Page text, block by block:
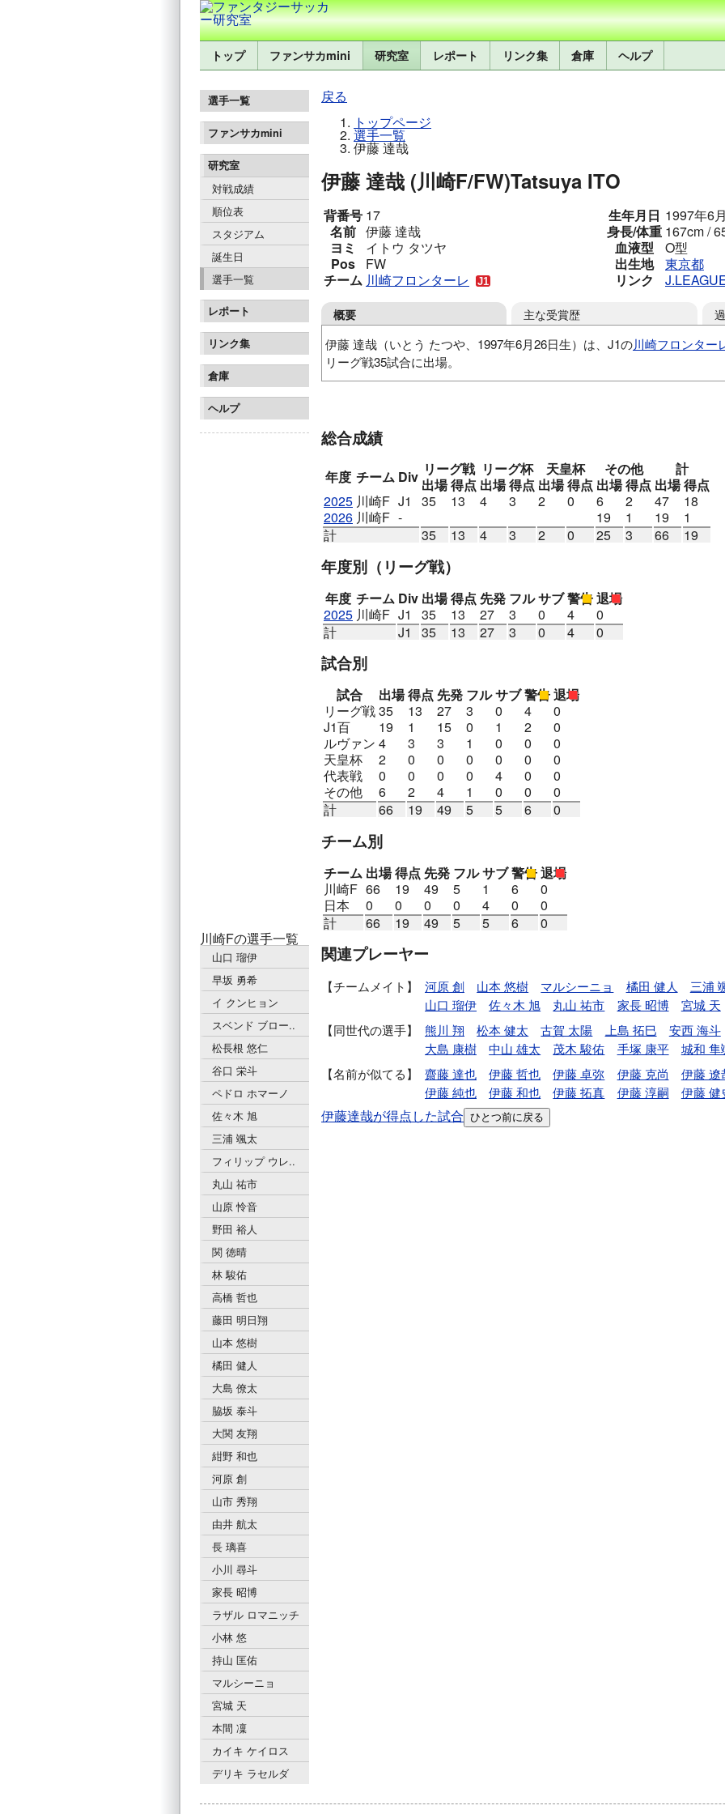
トップ ファンサカmini 研究室 レポート リンク集 倉庫 ヘルプ
選手一覧
ファンサカmini
研究室
対戦成績
順位表
スタジアム
誕生日
選手一覧
レポート
リンク集
倉庫
ヘルプ
川崎Fの選手一覧
山口 瑠伊
早坂 勇希
イ クンヒョン
スベンド ブロー..
松長根 悠仁
谷口 栄斗
ペドロ ホマーノ
佐々木 旭
三浦 颯太
フィリップ ウレ..
丸山 祐市
山原 怜音
野田 裕人
関 徳晴
林 駿佑
高橋 哲也
藤田 明日翔
山本 悠樹
橘田 健人
大島 僚太
脇坂 泰斗
大関 友翔
紺野 和也
河原 創
山市 秀翔
由井 航太
長 璃喜
小川 尋斗
家長 昭博
ラザル ロマニッチ
小林 悠
持山 匡佑
マルシーニョ
宮城 天
本間 凜
カイキ ケイロス
デリキ ラセルダ
戻る
トップページ
選手一覧
伊藤 達哉
伊藤 達哉 (川崎F/FW)Tatsuya ITO
背番号 17
名前 伊藤 達哉
ヨミ
イトウ タツヤ
Pos
FW
チーム 川崎フロンターレ
生年月日 1997年6
身長/体重 167cm /
血液型
O型
出生地
東京都
リンク
概要
伊藤 達哉（いとう たつや、1997年6月26日生）は、J1の川崎フロンター
リーグ戦35試合に出場。
主な受賞歴
総合成績
年度 チーム Div リーグ戦 リーグ杯 天皇杯 その他
計
出場得点 出場得点 出場得点 出場得点 出場得点
2025 川崎F J1 35 13 4 3 2 0 6 2 47
18
2026 川崎F - 19 1 19
1
計
35 13 4 3 2 0 25 3 66 19
年度別 （リーグ戦）
年度 チーム Div 出場得点 先発 フルサブ警告退場
2025 川崎F J1 35 13 27 3 0 4
0
計
J1 35 13 27 3 0 4 0
試合別
試合 出場得点 先発 フルサブ警告退場
リーグ戦35 13 27 3 0 4
0
J1百
19 1 15 0 1 2
0
ルヴァン 4 3 3 1 0 0
0
天皇杯
2 0 0 0 0 0
0
代表戦
0 0 0 0 4 0
0
その他
6 2 4 1 0 0
0
計
66 19 49 5 5 6 0
チーム別
チーム 出場得点 先発 フルサブ警告退場
川崎F 66 19 49 5 1 6
0
日本
0 0 0 0 4 0
0
計
66 19 49 5 5 6 0
関連プレーヤー
チームメイト 河原 創 山本 悠樹 マルシーニョ 橘田 健人
三浦
山口 瑠伊
佐々木 旭 丸山 祐市 家長 昭博
宮城 天
同世代の選手
熊川 翔 松本 健太 古賀 太陽 上島 拓巳
安西 海斗
大島 康樹
中山 雄太 茂木 駿佑 手塚 康平
城和 隼
名前が似てる
齋藤 達也 伊藤 哲也 伊藤 卓弥 伊藤 克尚
伊藤 遼
伊藤 純也
伊藤 和也 伊藤 拓真 伊藤 淳嗣 伊藤 健
伊藤達哉が得点した試合 ひとつ前に戻る